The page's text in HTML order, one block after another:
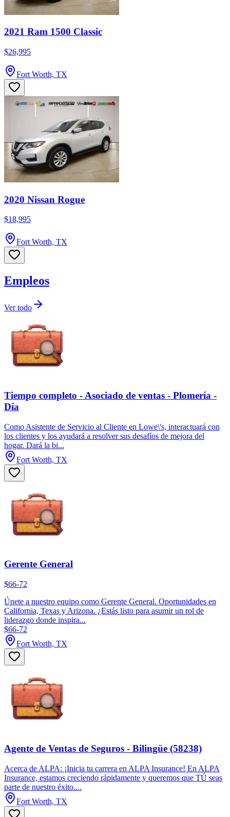
2021 Ram 1500 Classic
$26,995
Fort Worth, TX
2020 Nissan Rogue
$18,995
Fort Worth, TX
Empleos
Ver todo
Tiempo completo - Asociado de ventas - Plomería -
Día
Como Asistente de Servicio al Cliente en Lowe\'s, interactuará con
los clientes y los ayudará a resolver sus desafíos de mejora del
hogar. Dará la bi...
Fort Worth, TX
Gerente General
$66-72
Únete a nuestro equipo como Gerente General. Oportunidades en
California, Texas y Arizona. ¿Estás listo para asumir un rol de
liderazgo donde inspira...
$66-72
Fort Worth, TX
Agente de Ventas de Seguros - Bilingüe (58238)
Acerca de ALPA: ¡Inicia tu carrera en ALPA Insurance! En ALPA
Insurance, estamos creciendo rápidamente y queremos que TÚ seas
parte de nuestro éxito....
Fort Worth, TX